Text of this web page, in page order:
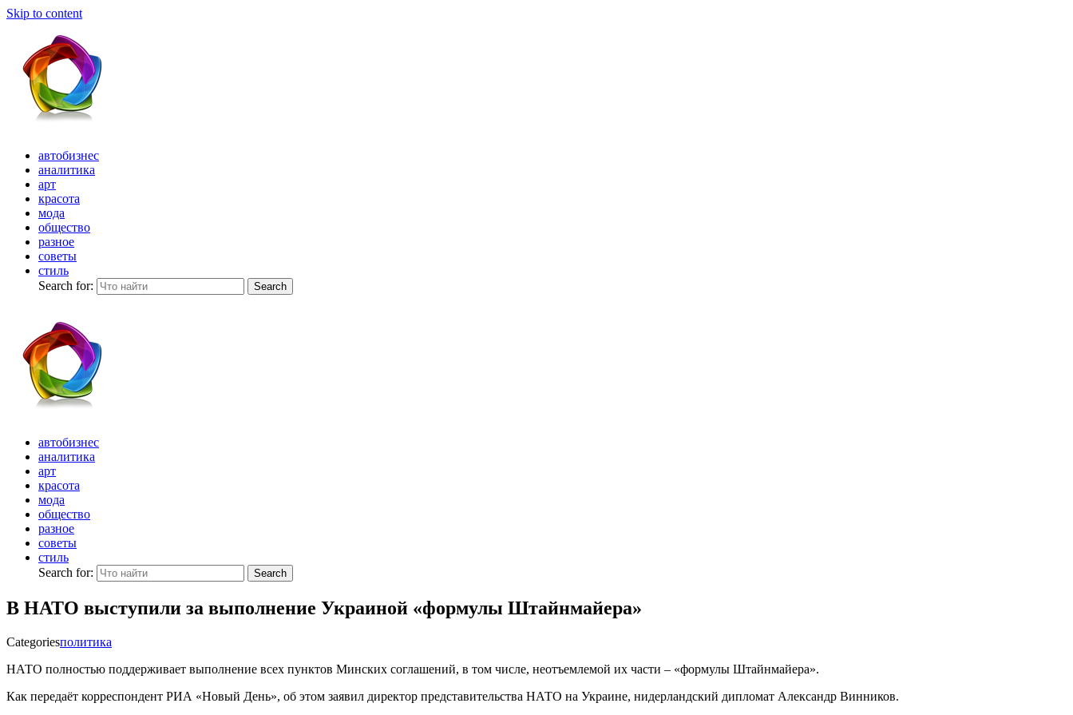
Skip to content
автобизнес
аналитика
арт
красота
мода
общество
разное
советы
стиль
Search for:
Search
автобизнес
аналитика
арт
красота
мода
общество
разное
советы
стиль
Search for:
Search
В НАТО выступили за выполнение Украиной «формулы Штайнмайера»
Categoriesполитика
НАТО полностью поддерживает выполнение всех пунктов Минских соглашений, в том числе, неотъемлемой их части – «формулы Штайнмайера».
Как передаёт корреспондент РИА «Новый День», об этом заявил директор представительства НАТО на Украине, нидерландский дипломат Александр Винников.